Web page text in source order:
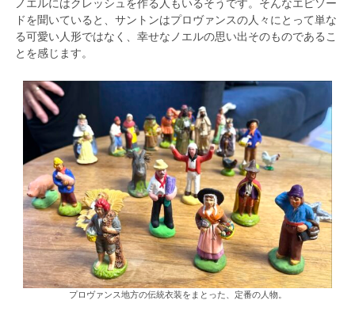
ノエルにはクレッシュを作る人もいるそうです。そんなエピソー
ドを聞いていると、サントンはプロヴァンスの人々にとって単な
る可愛い人形ではなく、幸せなノエルの思い出そのものであるこ
とを感じます。
プロヴァンス地方の伝統衣装をまとった、定番の人物。